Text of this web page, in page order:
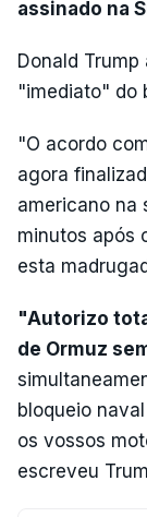
assinado na
Donald
"imediato" do
"O acordo
agora
americano na
minutos após
esta
"Autorizo
de Ormuz
bloqueio
os vossos
escreveu